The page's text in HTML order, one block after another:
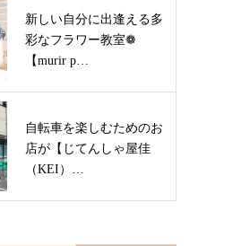
新しい自分に出逢える多
彩なフラワー教室❁
【murir p…
自転車を楽しむためのお
店が【じてんしゃ屋佳
（KEI）…